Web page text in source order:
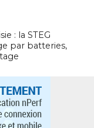
: la STEG
par batteries,